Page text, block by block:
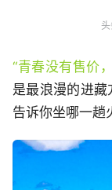
“青春没有售价
是最浪漫的进
告诉你坐哪一趟